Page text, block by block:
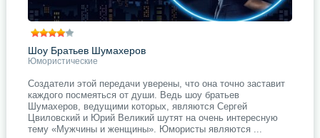
Шоу Братьев Шумахеров
Юмористические
Создатели этой передачи уверены, что она точно заставит
каждого посмеяться от души. Ведь шоу братьев
Шумахеров, ведущими которых, являются Сергей
Цвиловский и Юрий Великий шутят на очень интересную
тему «Мужчины и женщины». Юмористы являются ...